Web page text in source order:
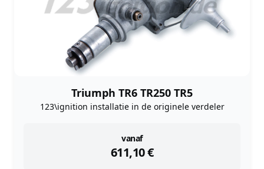
Triumph TR6 TR250 TR5
123\ignition installatie in de originele verdeler
vanaf
611,10€
instock